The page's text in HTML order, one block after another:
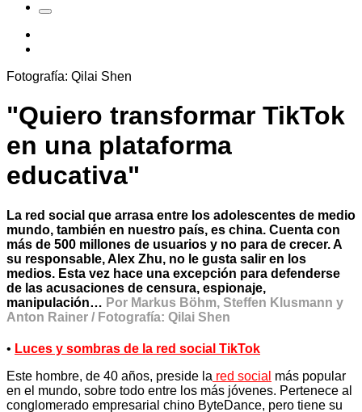
Fotografía: Qilai Shen
"Quiero transformar TikTok
en una plataforma
educativa"
La red social que arrasa entre los adolescentes de medio
mundo, también en nuestro país, es china. Cuenta con
más de 500 millones de usuarios y no para de crecer. A
su responsable, Alex Zhu, no le gusta salir en los
medios. Esta vez hace una excepción para defenderse
de las acusaciones de censura, espionaje,
manipulación… Por Markus Böhm, Steffen Klusmann y
Anton Rainer / Fotografía: Qilai Shen
• Luces y sombras de la red social TikTok
Este hombre, de 40 años, preside la red social más popular
en el mundo, sobre todo entre los más jóvenes. Pertenece al
conglomerado empresarial chino ByteDance, pero tiene su